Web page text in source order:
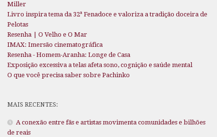
Miller
Livro inspira tema da 32ª Fenadoce e valoriza a tradição doceira de
Pelotas
Resenha | O Velho e O Mar
IMAX: Imersão cinematográfica
Resenha - Homem-Aranha: Longe de Casa
Exposição excessiva a telas afeta sono, cognição e saúde mental
O que você precisa saber sobre Pachinko
MAIS RECENTES:
A conexão entre fãs e artistas movimenta comunidades e bilhões
de reais